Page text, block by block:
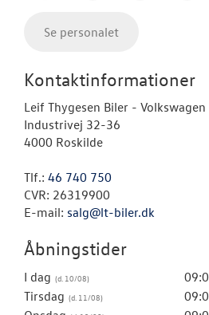
Se personalet
Kontaktinformationer
Leif Thygesen Biler -
Industrivej 32-36
4000 Roskilde
Tlf.: 46 740 750
CVR: 26319900
E-mail: salg@lt-biler.dk
Åbningstider
I dag
Tirsdag